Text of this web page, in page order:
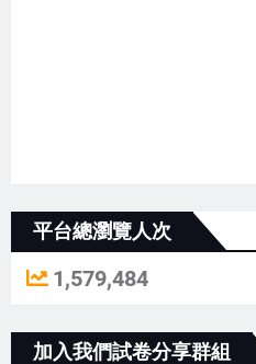
平台總瀏覽人次
1,579,484
加入我們試卷分享群組